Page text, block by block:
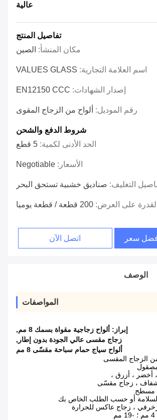
عالية
تفاصيل المنتج
مكان المنشأ: الصين
اسم العلامة التجارية: VALUES GLASS
إصدار الشهادات: EN12150 CCC
رقم الموديل: ألواح من الزجاج المقوى
شروط الدفع والشحن
الحد الأدنى لكمية: 5 قطع
الأسعار: Negotiable
التغليف: صناديق خشبية تستحق البحر
القدرة على العرض: 200 قطعة / قطعة يوميا
سعر اتصل الآن
الوصف
المواصفات
إبراز: ألواح زجاجية مقواة بسمك 8 مم
,
زجاج مقسى عالي الجودة بدون إطار ,
ألواح سياج حمام سباحة مقسّى 8 مم
الزجاج المقسى
أخضر ، أزرق ،
، زجاج مقسّى
مسطح
أو حسب الطلب الخاص بك
، زجاج عاكس للحرارة